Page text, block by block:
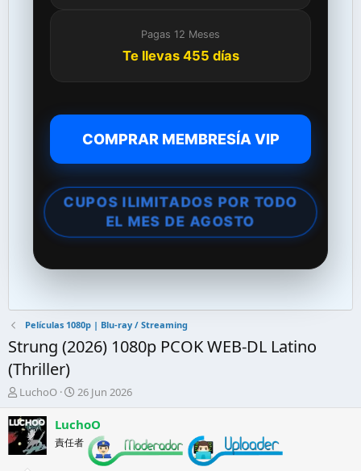
Pagas 12 Meses
Te llevas 455 días
COMPRAR MEMBRESÍA VIP
CUPOS ILIMITADOS POR TODO
EL MES DE AGOSTO
Películas 1080p | Blu-ray / Streaming
Strung (2026) 1080p PCOK WEB-DL Latino
(Thriller)
A
t
o
r
LuchoO
F
c
h
a
26 Jun 2026
LuchoO
責任者